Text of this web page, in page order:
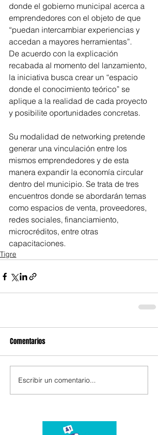
donde el gobierno municipal acerca a
emprendedores con el objeto de que
“puedan intercambiar experiencias y
accedan a mayores herramientas”.
De acuerdo con la explicación
recabada al momento del lanzamiento,
la iniciativa busca crear un “espacio
donde el conocimiento teórico” se
aplique a la realidad de cada proyecto
y posibilite oportunidades concretas.
Su modalidad de networking pretende
generar una vinculación entre los
mismos emprendedores y de esta
manera expandir la economía circular
dentro del municipio. Se trata de tres
encuentros donde se abordarán temas
como espacios de venta, proveedores,
redes sociales, financiamiento,
microcréditos, entre otras
capacitaciones.
Tigre
Comentarios
Escribir un comentario...